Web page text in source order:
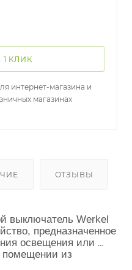
1 КЛИК
интернет-магазина и
магазинах
ОТЗЫВЫ
выключатель Werkel
предназначенное
освещения или
помещении из